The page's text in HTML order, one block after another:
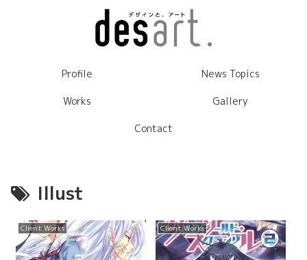
Profile News Topics
Works Gallery
Contact
Illust
Client Works Client Works